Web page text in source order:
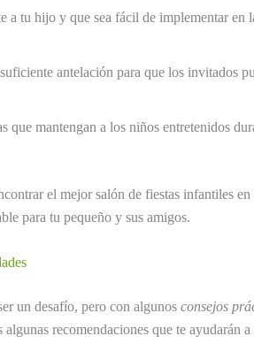
a tu hijo y que sea fácil de implementar en
antelación para que los invitados
que mantengan a los niños entretenidos
el mejor salón de fiestas infantiles
para tu pequeño y sus amigos.
un desafío, pero con algunos consejos
recomendaciones que te ayudarán a